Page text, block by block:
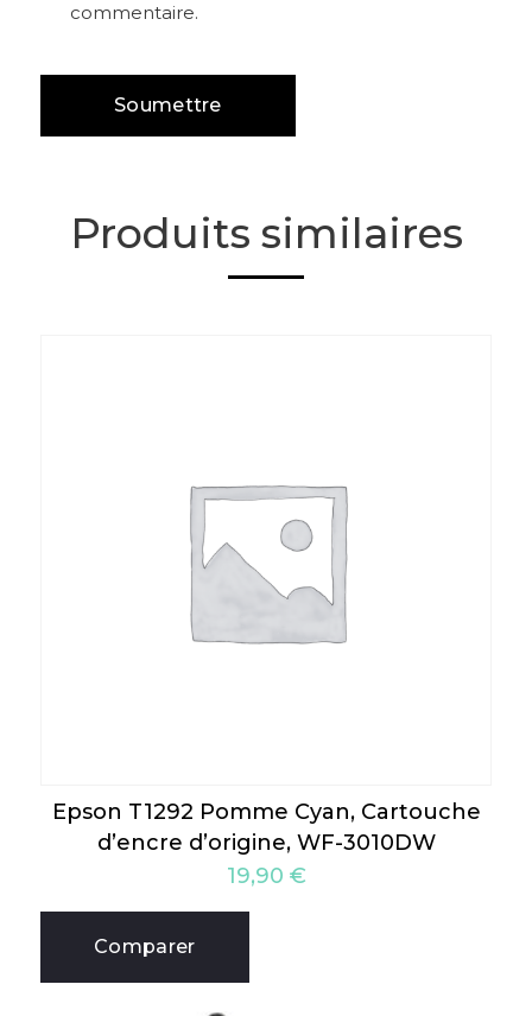
commentaire.
Produits similaires
Epson T1292 Pomme Cyan, Cartouche
d’encre d’origine, WF-3010DW
19,90 €
Comparer